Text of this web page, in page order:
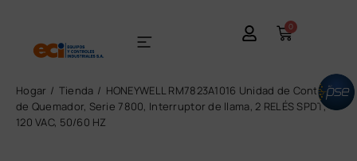
0
Hogar Tienda
HONEYWELL RM7823A1016 Unidad de Control
de Quemador, Serie 7800, Interruptor de llama, 2 RELÉS SPDT,
120 VAC, 50/60 HZ